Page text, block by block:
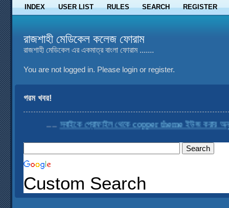
INDEX USER LIST RULES SEARCH REGISTER
রাজশাহী মেডিকেল কলেজ ফোরাম
রাজশাহী মেডিকেল এর একমাত্র বাংলা ফোরাম .......
You are not logged in. Please login or register.
গরম খবর!
....সবাইকে প্রোফাইল থেকে copper theme ইউজ করার
Custom Search